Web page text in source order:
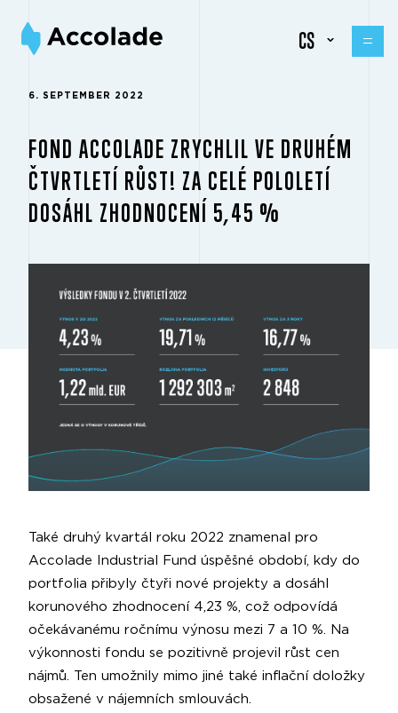
CS
6. SEPTEMBER 2022
FOND ACCOLADE ZRYCHLIL VE DRUHÉM
ČTVRTLETÍ RŮST! ZA CELÉ POLOLETÍ
DOSÁHL ZHODNOCENÍ 5,45 %
Také druhý kvartál roku 2022 znamenal pro
Accolade Industrial Fund úspěšné období, kdy do
portfolia přibyly čtyři nové projekty a dosáhl
korunového zhodnocení 4,23 %, což odpovídá
očekávanému ročnímu výnosu mezi 7 a 10 %. Na
výkonnosti fondu se pozitivně projevil růst cen
nájmů. Ten umožnily mimo jiné také inflační doložky
obsažené v nájemních smlouvách.